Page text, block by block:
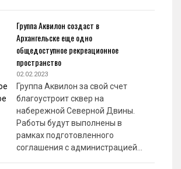
Группа Аквилон создаст в
Архангельске еще одно
общедоступное рекреационное
пространство
02.02.2023
Группа Аквилон за свой счет
благоустроит сквер на
набережной Северной Двины.
Работы будут выполнены в
рамках подготовленного
соглашения с администрацией…